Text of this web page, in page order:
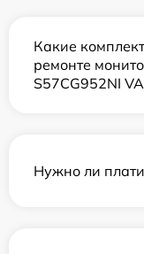
Какие
ремонте
S57CG952NI
Нужно ли